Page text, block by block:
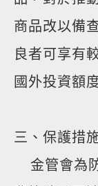
商品改以備
良者可享有
國外投資額
三、保護措
金管會為